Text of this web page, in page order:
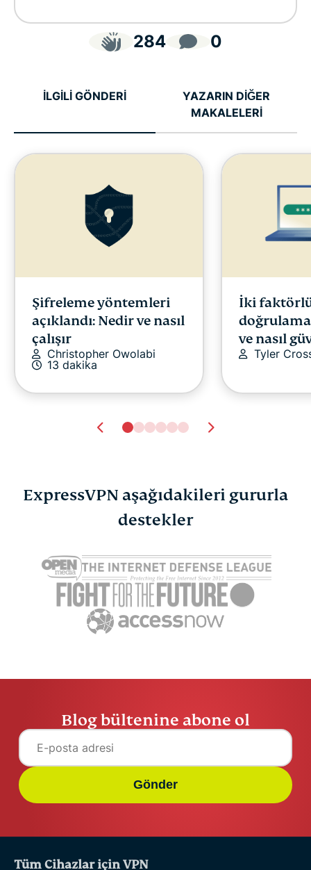
284 0
İLGİLİ GÖNDERİ
YAZARIN DİĞER
MAKALELERİ
Şifreleme yöntemleri
açıklandı: Nedir ve nasıl
çalışır
Christopher Owolabi
13 dakika
İki
ve nasıl
Tyler
Mac ve iOS için en iyi
engelleyicisi
ExpressVPN 4 dakika
ExpressVPN aşağıdakileri gururla
destekler
Blog bültenine abone ol
Gönder
Tüm Cihazlar için VPN